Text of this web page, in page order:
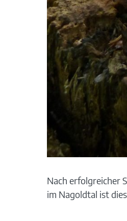
Nach erfolgreicher
im Nagoldtal ist